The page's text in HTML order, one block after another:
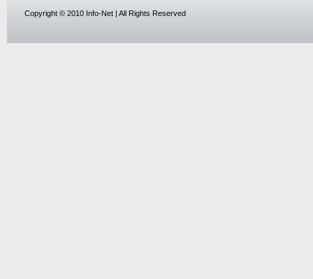
Copyright © 2010 Info-Net | All Rights Reserved